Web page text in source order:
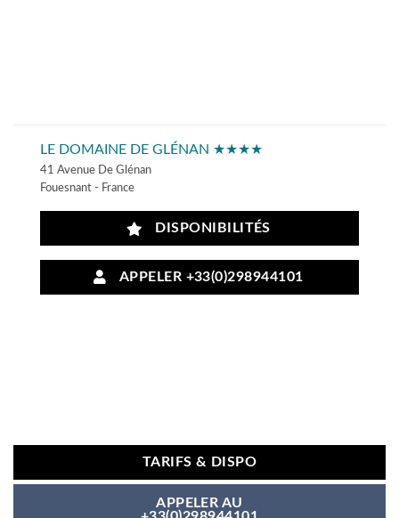
LE DOMAINE DE GLÉNAN ★★★★
41 Avenue De Glénan
Fouesnant - France
DISPONIBILITÉS
APPELER +33(0)298944101
TARIFS & DISPO
APPELER AU